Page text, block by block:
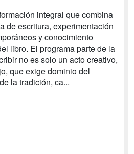
integral que combina
de escritura, experimentación
y conocimiento
libro. El programa parte de la
no es solo un acto creativo,
que exige dominio del
la tradición, ca...